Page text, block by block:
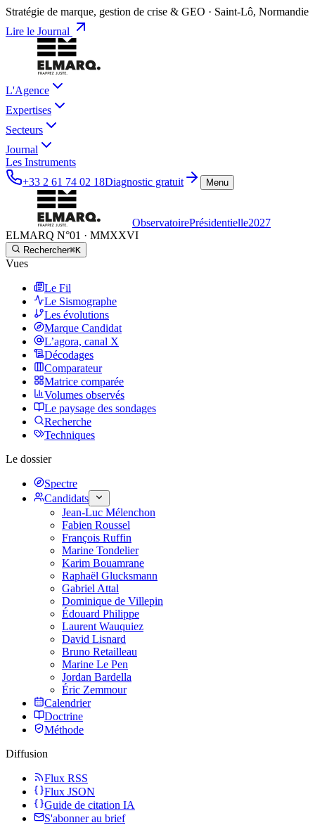
Stratégie de marque, gestion de crise & GEO · Saint-Lô, Normandie
Lire le Journal
L'Agence
Expertises
Secteurs
Journal
Les Instruments
+33 2 61 74 02 18Diagnostic gratuit Menu
ObservatoirePrésidentielle2027
ELMARQ N°01 · MMXXVI
Rechercher⌘K
Vues
Le Fil
Le Sismographe
Les évolutions
Marque Candidat
L’agora, canal X
Décodages
Comparateur
Matrice comparée
Volumes observés
Le paysage des sondages
Recherche
Techniques
Le dossier
Spectre
Candidats
Jean-Luc Mélenchon
Fabien Roussel
François Ruffin
Marine Tondelier
Karim Bouamrane
Raphaël Glucksmann
Gabriel Attal
Dominique de Villepin
Édouard Philippe
Laurent Wauquiez
David Lisnard
Bruno Retailleau
Marine Le Pen
Jordan Bardella
Éric Zemmour
Calendrier
Doctrine
Méthode
Diffusion
Flux RSS
Flux JSON
Guide de citation IA
S'abonner au brief